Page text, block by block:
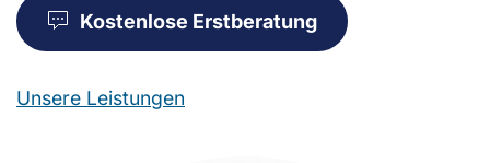
Kostenlose Erstberatung
Unsere Leistungen